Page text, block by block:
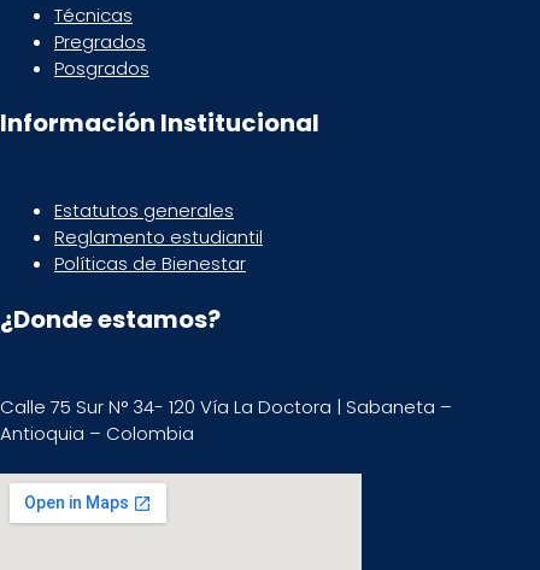
Técnicas
Pregrados
Posgrados
Información Institucional
Estatutos generales
Reglamento estudiantil
Políticas de Bienestar
¿Donde estamos?
Calle 75 Sur N° 34- 120 Vía La Doctora | Sabaneta –
Antioquia – Colombia